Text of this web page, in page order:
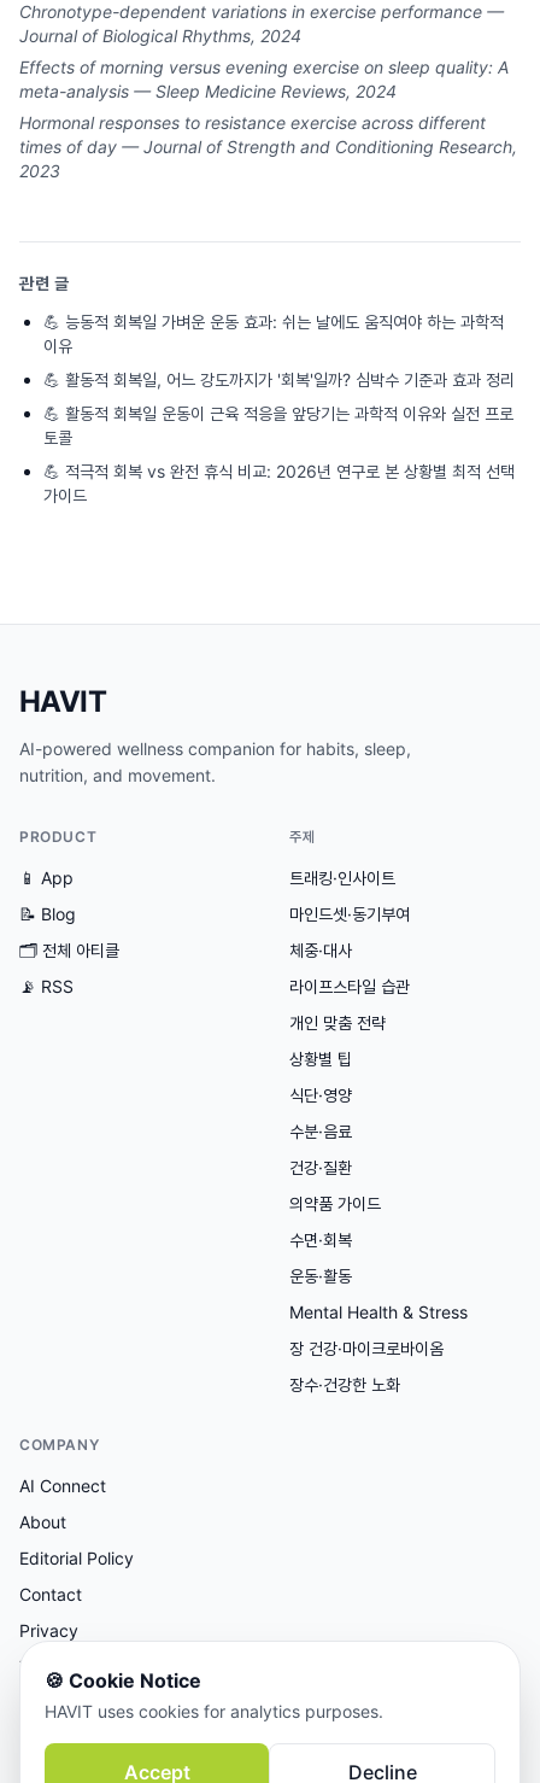
Chronotype-dependent variations in exercise performance —
Journal of Biological Rhythms, 2024
Effects of morning versus evening exercise on sleep quality: A
meta-analysis — Sleep Medicine Reviews, 2024
Hormonal responses to resistance exercise across different
times of day — Journal of Strength and Conditioning Research,
2023
관련 글
💪 능동적 회복일 가벼운 운동 효과: 쉬는 날에도 움직여야 하는 과학적
이유
💪 활동적 회복일, 어느 강도까지가 '회복'일까? 심박수 기준과 효과 정리
💪 활동적 회복일 운동이 근육 적응을 앞당기는 과학적 이유와 실전 프로
토콜
💪 적극적 회복 vs 완전 휴식 비교: 2026년 연구로 본 상황별 최적 선택
가이드
HAVIT
AI-powered wellness companion for habits, sleep,
nutrition, and movement.
PRODUCT
📱 App
📝 Blog
🗂 전체 아티클
📡 RSS
주제
트래킹·인사이트
마인드셋·동기부여
체중·대사
라이프스타일 습관
개인 맞춤 전략
상황별 팁
식단·영양
수분·음료
건강·질환
의약품 가이드
수면·회복
운동·활동
Mental Health & Stress
장 건강·마이크로바이옴
장수·건강한 노화
COMPANY
AI Connect
About
Editorial Policy
Contact
Privacy
Terms
AI 보조 리서치, 사람이 검토한 콘텐츠.
🍪 Cookie Notice
HAVIT uses cookies for analytics purposes.
Accept Decline